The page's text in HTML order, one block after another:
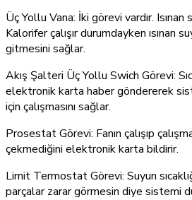
Üç Yollu Vana: İki görevi vardır.
Kalorifer çalışır durumdayken ısınan
gitmesini sağlar.
Akış Şalteri Üç Yollu Swich Görevi:
elektronik karta haber göndererek
için çalışmasını sağlar.
Prosestat Görevi: Fanın çalışıp
çekmediğini elektronik karta bildirir.
Limit Termostat Görevi: Suyun
parçalar zarar görmesin diye sistemi